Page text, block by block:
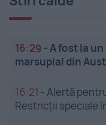
16:29 -A fost la
marsupial din
16:21 -Alertă
Restricții speciale